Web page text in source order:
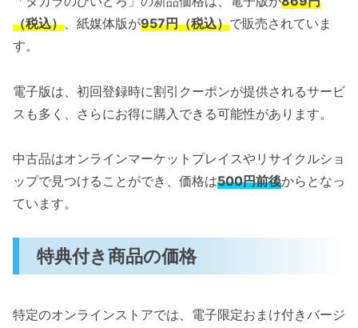
（税込） 、紙媒体版が957円（税込）で販売されていま
す。
電子版は、初回登録時に割引クーポンが提供されるサービ
スも多く、さらにお得に購入できる可能性があります。
中古品はオンラインマーケットプレイスやリサイクルショ
ップで見つけることができ、価格は500円前後からとなっ
ています。
特典付き商品の価格
特定のオンラインストアでは、電子限定おまけ付きバージ